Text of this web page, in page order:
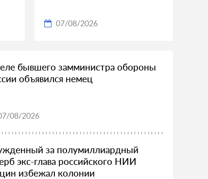
07/08/2026
бывшего замминистра обороны
объявился немец
08/2026
за полумиллиардный
экс-глава российского НИИ
избежал колонии